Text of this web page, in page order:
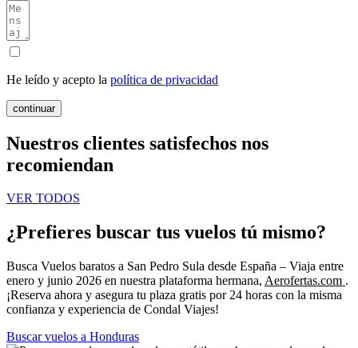
He leído y acepto la política de privacidad
continuar
Nuestros clientes satisfechos nos
recomiendan
VER TODOS
¿Prefieres buscar tus vuelos tú mismo?
Busca Vuelos baratos a San Pedro Sula desde España – Viaja entre
enero y junio 2026 en nuestra plataforma hermana, Aerofertas.com .
¡Reserva ahora y asegura tu plaza gratis por 24 horas con la misma
confianza y experiencia de Condal Viajes!
Buscar vuelos a Honduras